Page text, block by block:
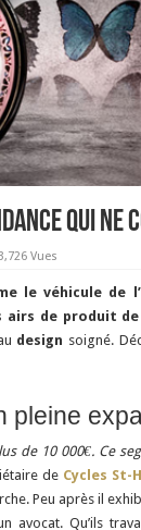
qui ne
Vues
le véhicule de
airs de produit de
design soigné.
pleine
de 10 000€. Ce
de Cycles St-
Peu après il
avocat. Qu’ils